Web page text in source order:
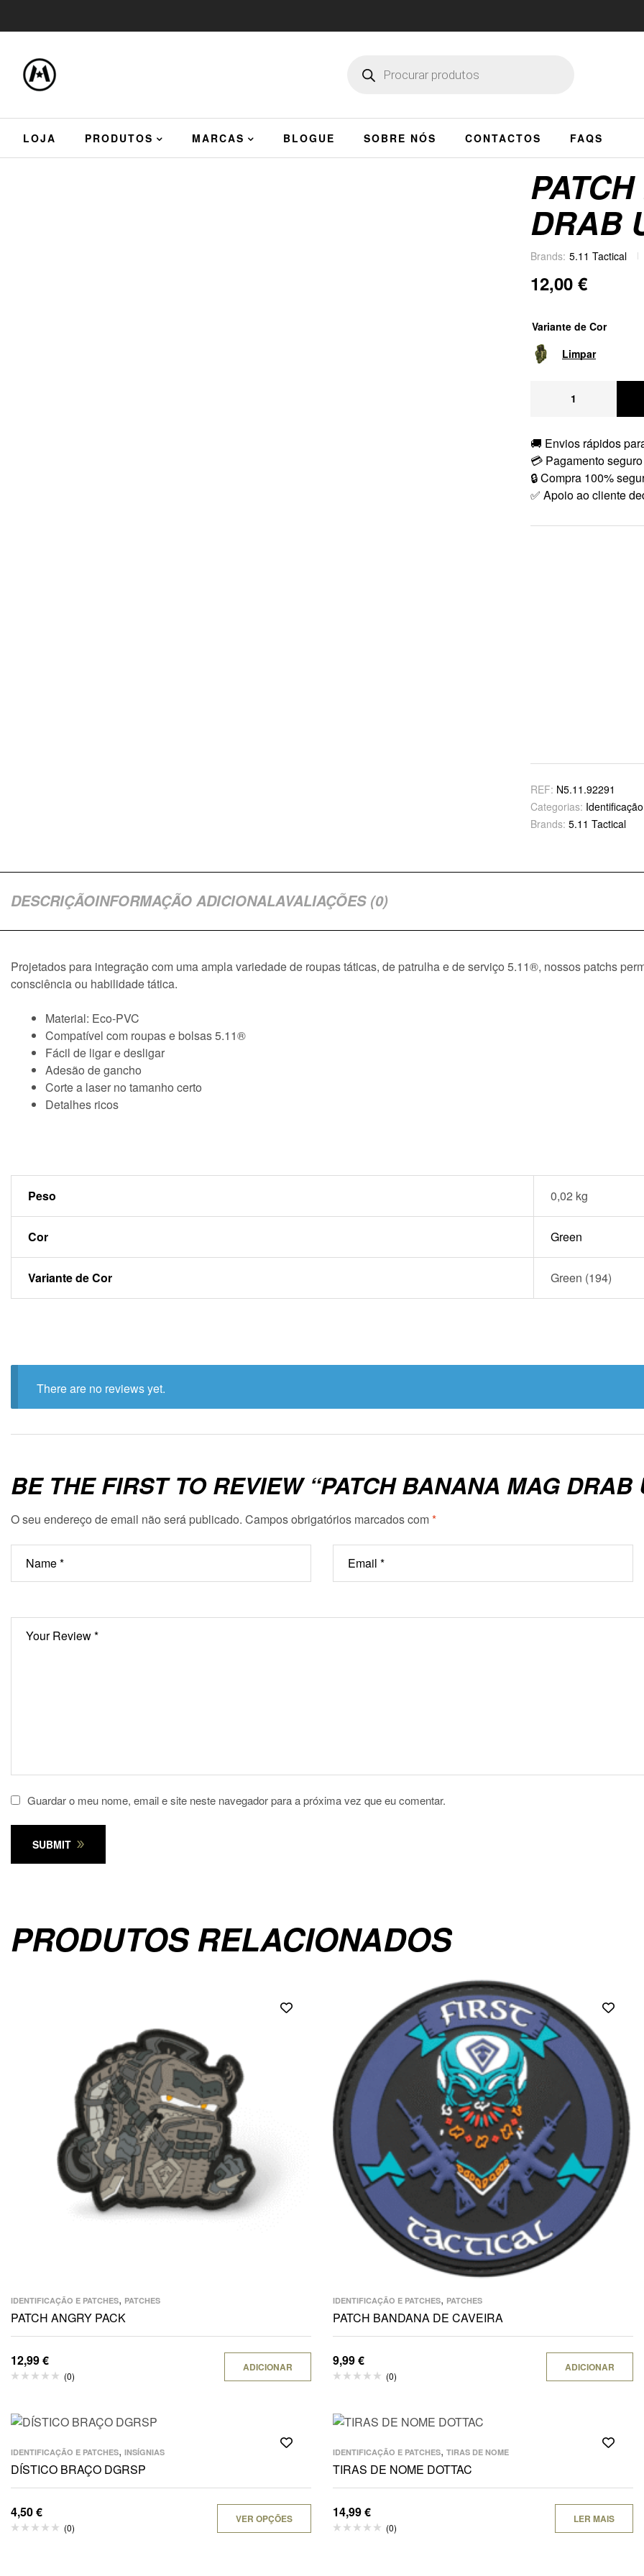
LOJA PRODUTOS MARCAS BLOGUE SOBRE NÓS CONTACTOS FAQS
DRAB
Brands: 5.11 Tactical
12,00 €
Variante de Cor
Limpar
🚚 Envios rápidos
💳 Pagamento
🔒 Compra 100%
✅ Apoio ao cliente
REF: N5.11.92291
Categorias:
Brands: 5.11 Tactical
DESCRIÇÃOINFORMAÇÃO ADICIONALAVALIAÇÕES (0)
Projetados para integração com uma ampla variedade de roupas táticas, de patrulha e de serviço 5.11®, nossos patchs
consciência ou habilidade tática.
Material: Eco-PVC
Compatível com roupas e bolsas 5.11®
Fácil de ligar e desligar
Adesão de gancho
Corte a laser no tamanho certo
Detalhes ricos
Peso 0,02 kg
Cor Green
Variante de Cor Green (194)
There are no reviews yet.
BE THE FIRST TO REVIEW “PATCH BANANA MAG DRAB
O seu endereço de email não será publicado. Campos obrigatórios marcados com*
Guardar o meu nome, email e site neste navegador para a próxima vez que eu comentar.
SUBMIT
PRODUTOS RELACIONADOS
IDENTIFICAÇÃO E PATCHES, PATCHES
PATCH ANGRY PACK
12,99€
(0)
ADICIONAR
IDENTIFICAÇÃO E PATCHES, PATCHES
PATCH BANDANA DE CAVEIRA
9,99€
(0)
ADICIONAR
IDENTIFICAÇÃO E PATCHES, INSÍGNIAS
DÍSTICO BRAÇO DGRSP
4,50€
(0)
VER OPÇÕES
IDENTIFICAÇÃO E PATCHES, TIRAS DE NOME
TIRAS DE NOME DOTTAC
14,99€
(0)
LER MAIS